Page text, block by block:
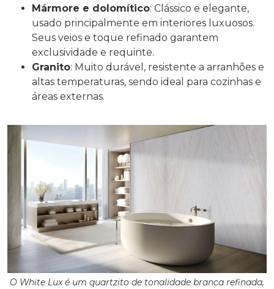
Mármore e dolomítico: Clássico e elegante,
usado principalmente em interiores luxuosos.
Seus veios e toque refinado garantem
exclusividade e requinte.
Granito: Muito durável, resistente a arranhões e
altas temperaturas, sendo ideal para cozinhas e
áreas externas.
O White Lux é um quartzito de tonalidade branca refinada,